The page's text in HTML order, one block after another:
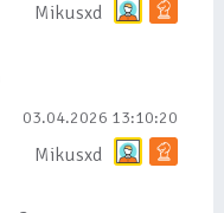
Mikusxd
03.04.2026 13:10:20
Mikusxd